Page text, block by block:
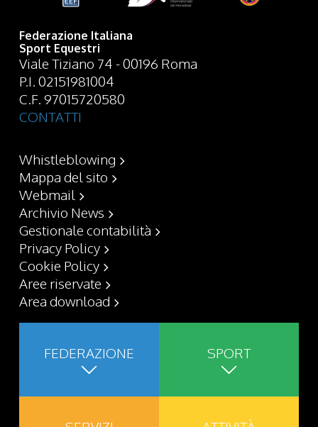
Federazione Italiana
Sport Equestri
Viale Tiziano 74 - 00196 Roma
P.I. 02151981004
C.F. 97015720580
CONTATTI
Whistleblowing
Mappa del sito
Webmail
Archivio News
Gestionale contabilità
Privacy Policy
Cookie Policy
Aree riservate
Area download
FEDERAZIONE SPORT